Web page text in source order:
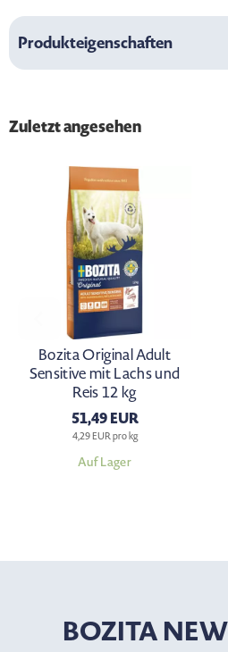
Produkteigenschaften
Zuletzt angesehen
Bozita Original Adult
Sensitive mit Lachs und
Reis 12 kg
51,49 EUR
4,29 EUR pro kg
Auf Lager
BOZITA